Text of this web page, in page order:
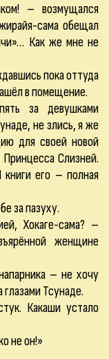
– возмущался
сама обещал
Как же мне не
пока оттуда
в помещение.
за девушками
не злись, я же
для своей новой
Слизней.
его – полная
за пазуху.
Хокаге-сама? –
женщине
– не хочу
Тсунаде.
Какаши устало
не он!»